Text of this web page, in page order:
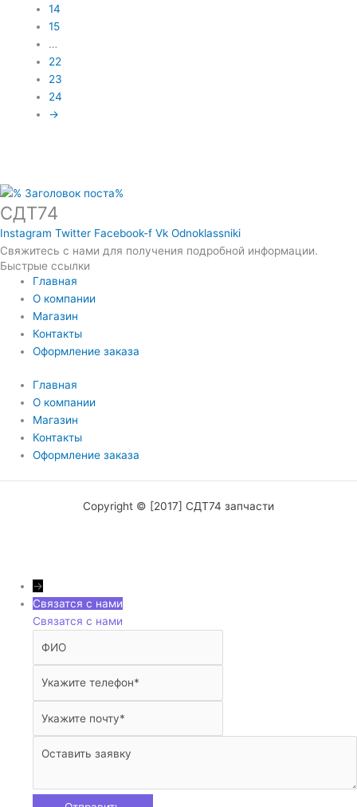
14
15
…
22
23
24
→
СДТ74
Instagram Twitter Facebook-f Vk Odnoklassniki
Свяжитесь с нами для получения подробной информации.
Быстрые ссылки
Главная
О компании
Магазин
Контакты
Оформление заказа
Главная
О компании
Магазин
Контакты
Оформление заказа
Copyright © [2017] СДТ74 запчасти
→
Связатся с нами
Связатся с нами